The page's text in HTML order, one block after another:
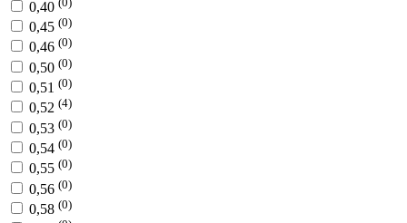
0,40
0,45 (0)
0,46 (0)
0,50 (0)
0,51 (0)
0,52 (4)
0,53 (0)
0,54 (0)
0,55 (0)
0,56 (0)
0,58 (0)